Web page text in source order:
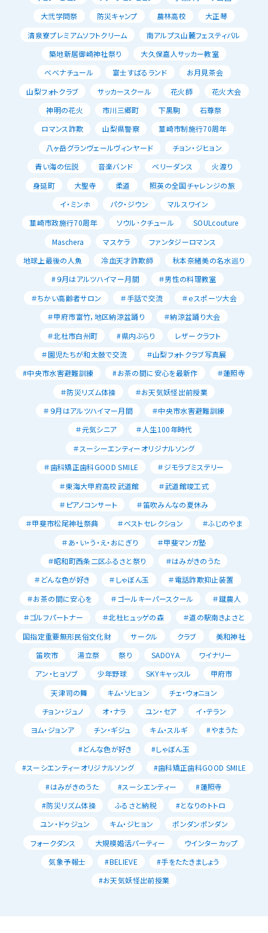
大弐学問祭
防災キャンプ 農林高校
大正琴
清泉寮プレミアムソフトクリーム
南アルプス山麓フェスティバル
築地新居御崎神社祭り
大久保嘉人サッカー教室
べべナチュール
富士すばるランド
お月見茶会
山梨フォトクラブ
サッカースクール 花火師
花火大会
神明の花火
市川三郷町 下黒駒
石尊祭
ロマンス詐欺
山梨県警察
韮崎市制施行70周年
八ヶ岳グランヴェールヴィンヤード
チョン・ジヒョン
青い海の伝説
音楽バンド ベリーダンス
火渡り
身延町
大聖寺 柔道
照英の全国チャレンジの旅
イ・ミンホ
パク・ジウン
マルスワイン
韮崎市政施行70周年
ソウル･クチュール
SOULcouture
Maschera
マスケラ
ファンタジーロマンス
地球上最後の人魚
冷血天才詐欺師
秋本奈緒美の名水巡り
#９月はアルツハイマー月間
＃男性の料理教室
＃ちかい高齢者サロン
＃手話で交流
＃ｅスポーツ大会
＃甲府市富竹，地区納涼盆踊り
＃納涼盆踊り大会
＃北杜市白州町
#県内ぶらり
レザークラフト
＃園児たちが和太鼓で交流
＃山梨フォトクラブ写真展
#中央市水害避難訓練
#お茶の間に安心を最新作
＃蓮照寺
＃防災リズム体操
＃お天気妖怪出前授業
＃９月はアルツハイマー月間
＃中央市水害避難訓練
＃元気シニア
＃人生100年時代
＃スーシーエンティーオリジナルソング
＃歯科矯正歯科GOOD SMILE
＃ジモラブミステリー
＃東海大甲府高校武道館
＃武道館竣工式
＃ピアノコンサート
＃笛吹みんなの夏休み
＃甲斐市松尾神社祭典
＃ベストセレクション
＃ふじのやま
＃あ・い・う・え・おにぎり
＃甲斐マンガ塾
＃昭和町西条二区ふるさと祭り
＃はみがきのうた
＃どんな色が好き
＃しゃぼん玉
＃電話詐欺抑止装置
＃お茶の間に安心を
＃ゴールキーパースクール
＃蹴農人
＃ゴルフパートナー
＃北杜ヒュッゲの森
＃道の駅南きよさと
国指定重要無形民俗文化財
サークル クラブ
美和神社
笛吹市
湯立祭 祭り SADOYA
ワイナリー
アン・ヒョソブ
少年野球 SKYキャッスル
甲府市
天津司の舞
キム・ソヒョン
チェ・ウォニョン
チョン・ジュノ
オ・ナラ ユン・セア
イ・テラン
ヨム・ジョンア
チン・ギジュ キム・スルギ
#やまうた
#どんな色が好き
#しゃぼん玉
#スーシエンティーオリジナルソング
#歯科矯正歯科GOOD SMILE
#はみがきのうた
#スーシエンティー
#蓮照寺
#防災リズム体操
ふるさと納税
#となりのトトロ
ユン・ドゥジュン
キム・ジヒョン
ポンダンポンダン
フォークダンス
大規模婚活パーティー
ウインターカップ
気象予報士
#BELIEVE
#手をたたきましょう
#お天気妖怪出前授業